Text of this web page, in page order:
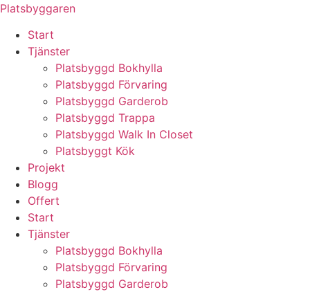
Skip
content
Platsbyggaren
Start
Tjänster
Platsbyggd Bokhylla
Platsbyggd Förvaring
Platsbyggd Garderob
Platsbyggd Trappa
Platsbyggd Walk In Closet
Platsbyggt Kök
Projekt
Blogg
Offert
Start
Tjänster
Platsbyggd Bokhylla
Platsbyggd Förvaring
Platsbyggd Garderob